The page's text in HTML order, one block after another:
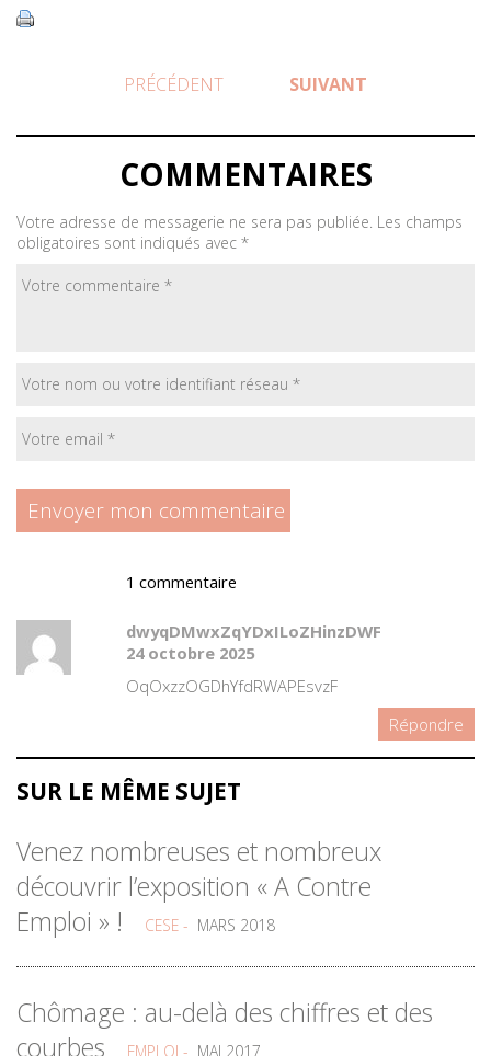
PRÉCÉDENT SUIVANT
COMMENTAIRES
Votre adresse de messagerie ne sera pas publiée. Les champs
obligatoires sont indiqués avec *
1 commentaire
dwyqDMwxZqYDxILoZHinzDWF
24 octobre 2025
OqOxzzOGDhYfdRWAPEsvzF
Répondre
SUR LE MÊME SUJET
Venez nombreuses et nombreux
découvrir l’exposition « A Contre
Emploi » !
CESE - MARS 2018
Chômage : au-delà des chiffres et des
courbes
EMPLOI - MAI 2017